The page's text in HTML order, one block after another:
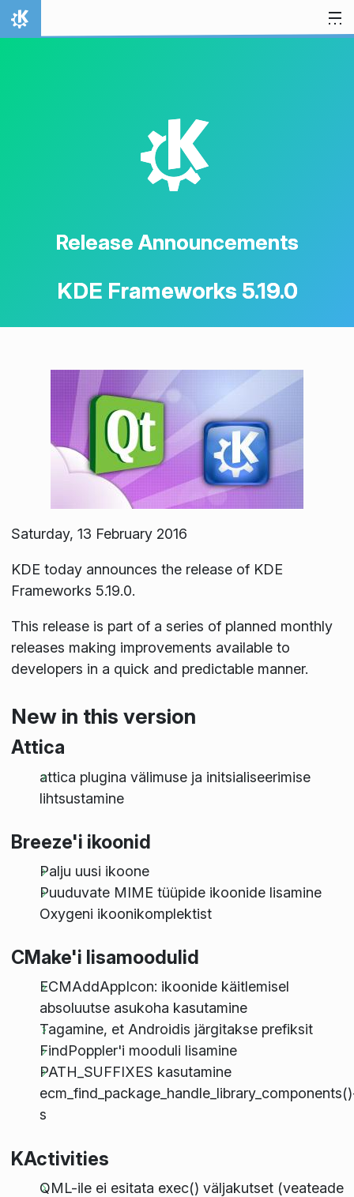
Skip to content
Home
K
Release Announcements
KDE Frameworks 5.19.0
Saturday, 13 February 2016
KDE today announces the release of KDE
Frameworks 5.19.0.
This release is part of a series of planned monthly
releases making improvements available to
developers in a quick and predictable manner.
New in this version
Attica
attica plugina välimuse ja initsialiseerimise
lihtsustamine
Breeze'i ikoonid
Palju uusi ikoone
Puuduvate MIME tüüpide ikoonide lisamine
Oxygeni ikoonikomplektist
CMake'i lisamoodulid
ECMAddAppIcon: ikoonide käitlemisel
absoluutse asukoha kasutamine
Tagamine, et Androidis järgitakse prefiksit
FindPoppler'i mooduli lisamine
PATH_SUFFIXES kasutamine
s
KActivities
QML-ile ei esitata exec() väljakutset (veateade